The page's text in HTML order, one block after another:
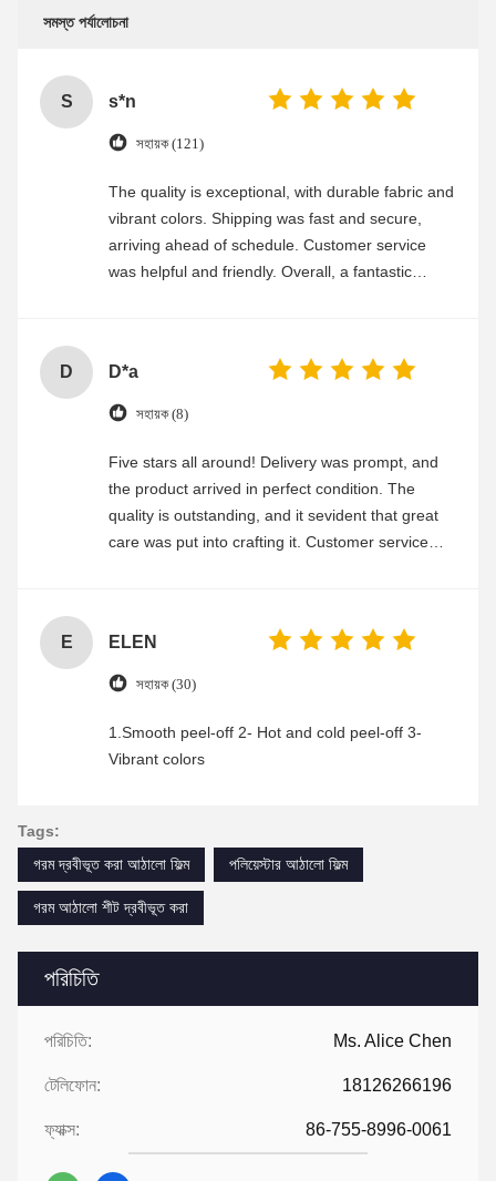
পরিচিতি
পরিচিতি: Ms. Alice Chen
টেলিফোন: 18126266196
ফ্যাক্স: 86-755-8996-0061
সমস্ত পর্যালোচনা
S s*n
সহায়ক (121)
The quality is exceptional, with durable fabric and
vibrant colors. Shipping was fast and secure,
arriving ahead of schedule. Customer service
was helpful and friendly. Overall, a fantastic
D D*a
সহায়ক (8)
Five stars all around! Delivery was prompt, and
the product arrived in perfect condition. The
quality is outstanding, and it sevident that great
care was put into crafting it. Customer service
E ELEN
সহায়ক (30)
1.Smooth peel-off 2- Hot and cold peel-off 3-
Vibrant colors
Tags:
গরম দ্রবীভূত করা আঠালো ফিল্ম
পলিয়েস্টার আঠালো ফিল্ম
গরম আঠালো শীট দ্রবীভূত করা